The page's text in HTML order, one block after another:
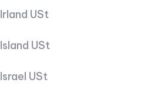
Irland USt
Island USt
Israel USt